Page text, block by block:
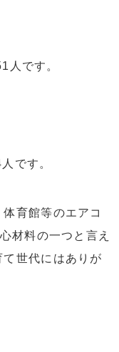
人です。
です。
育館等のエアコ
材料の一つと言え
世代にはありが